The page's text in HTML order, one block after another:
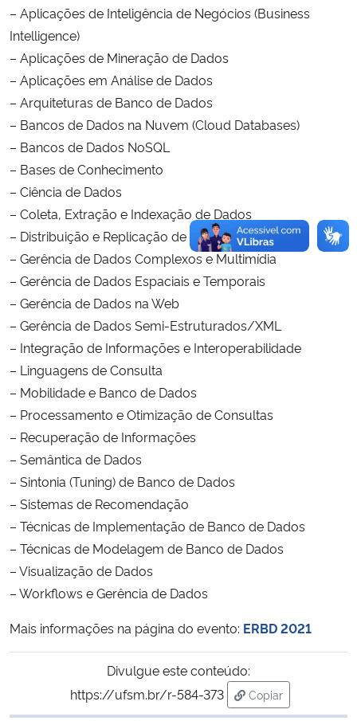
– Aplicações de Inteligência de Negócios (Business
Intelligence)
– Aplicações de Mineração de Dados
– Aplicações em Análise de Dados
– Arquiteturas de Banco de Dados
– Bancos de Dados na Nuvem (Cloud Databases)
– Bancos de Dados NoSQL
– Bases de Conhecimento
– Ciência de Dados
– Coleta, Extração e Indexação de Dados
– Distribuição e Replicação de Dados
– Gerência de Dados Complexos e Multimídia
– Gerência de Dados Espaciais e Temporais
– Gerência de Dados na Web
– Gerência de Dados Semi-Estruturados/XML
– Integração de Informações e Interoperabilidade
– Linguagens de Consulta
– Mobilidade e Banco de Dados
– Processamento e Otimização de Consultas
– Recuperação de Informações
– Semântica de Dados
– Sintonia (Tuning) de Banco de Dados
– Sistemas de Recomendação
– Técnicas de Implementação de Banco de Dados
– Técnicas de Modelagem de Banco de Dados
– Visualização de Dados
– Workflows e Gerência de Dados
Mais informações na página do evento: ERBD2021
Divulgue este conteúdo:
https://ufsm.br/r-584-373
Copiar
para área de